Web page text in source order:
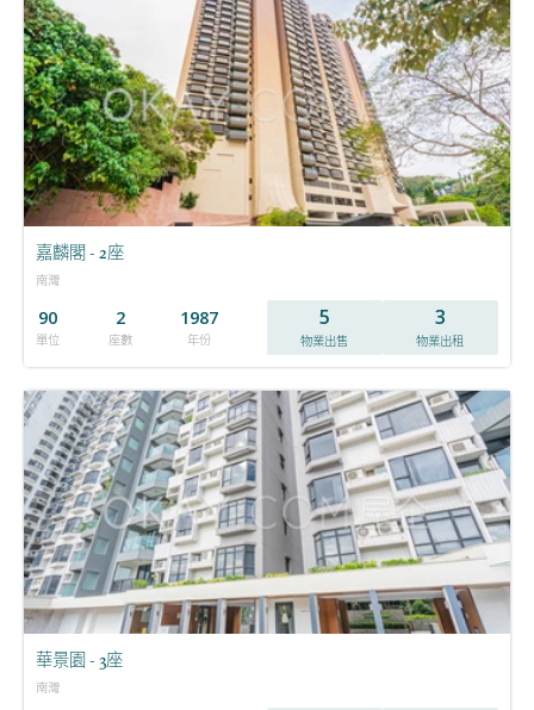
嘉麟閣 - 2座
南灣
90
單位
2
座數
1987
年份
5
物業出售
3
物業出租
華景園 - 3座
南灣